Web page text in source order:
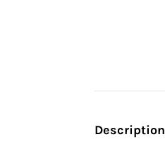
Description